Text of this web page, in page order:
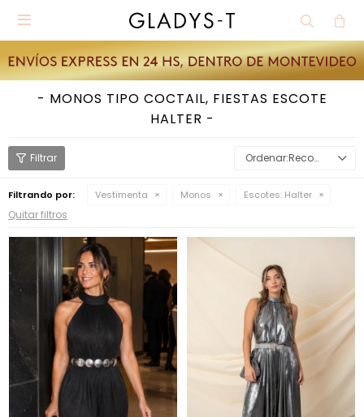

MONOS TIPO COCTAIL, FIESTAS ESCOTE
HALTER
Recomendados
Filtrando por: Vestimenta Monos Escotes: Halter
Quitar filtros